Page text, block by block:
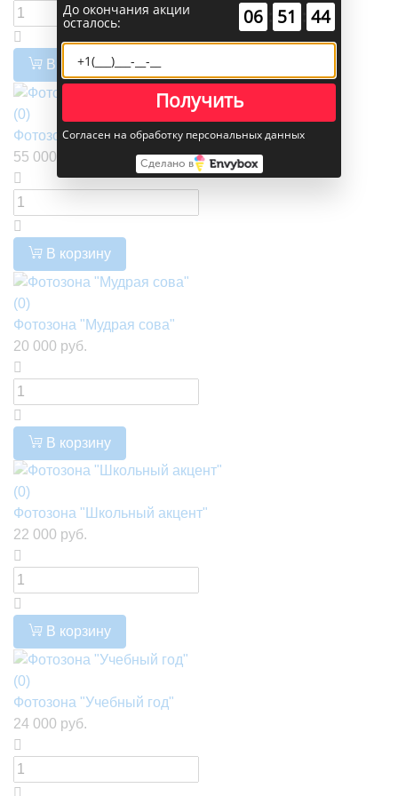
В корзину
(0)
Фотозона " Белый шелк"
55 000 руб.
В корзину
(0)
Фотозона "Мудрая сова"
20 000 руб.
В корзину
(0)
Фотозона "Школьный акцент"
22 000 руб.
В корзину
(0)
Фотозона "Учебный год"
24 000 руб.
До окончания акции
осталось: 00 00 58
Получить
Согласен на обработку персональных данных
Сделано в